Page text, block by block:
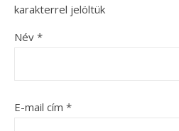
karakterrel jelöltük
Név *
E-mail cím *